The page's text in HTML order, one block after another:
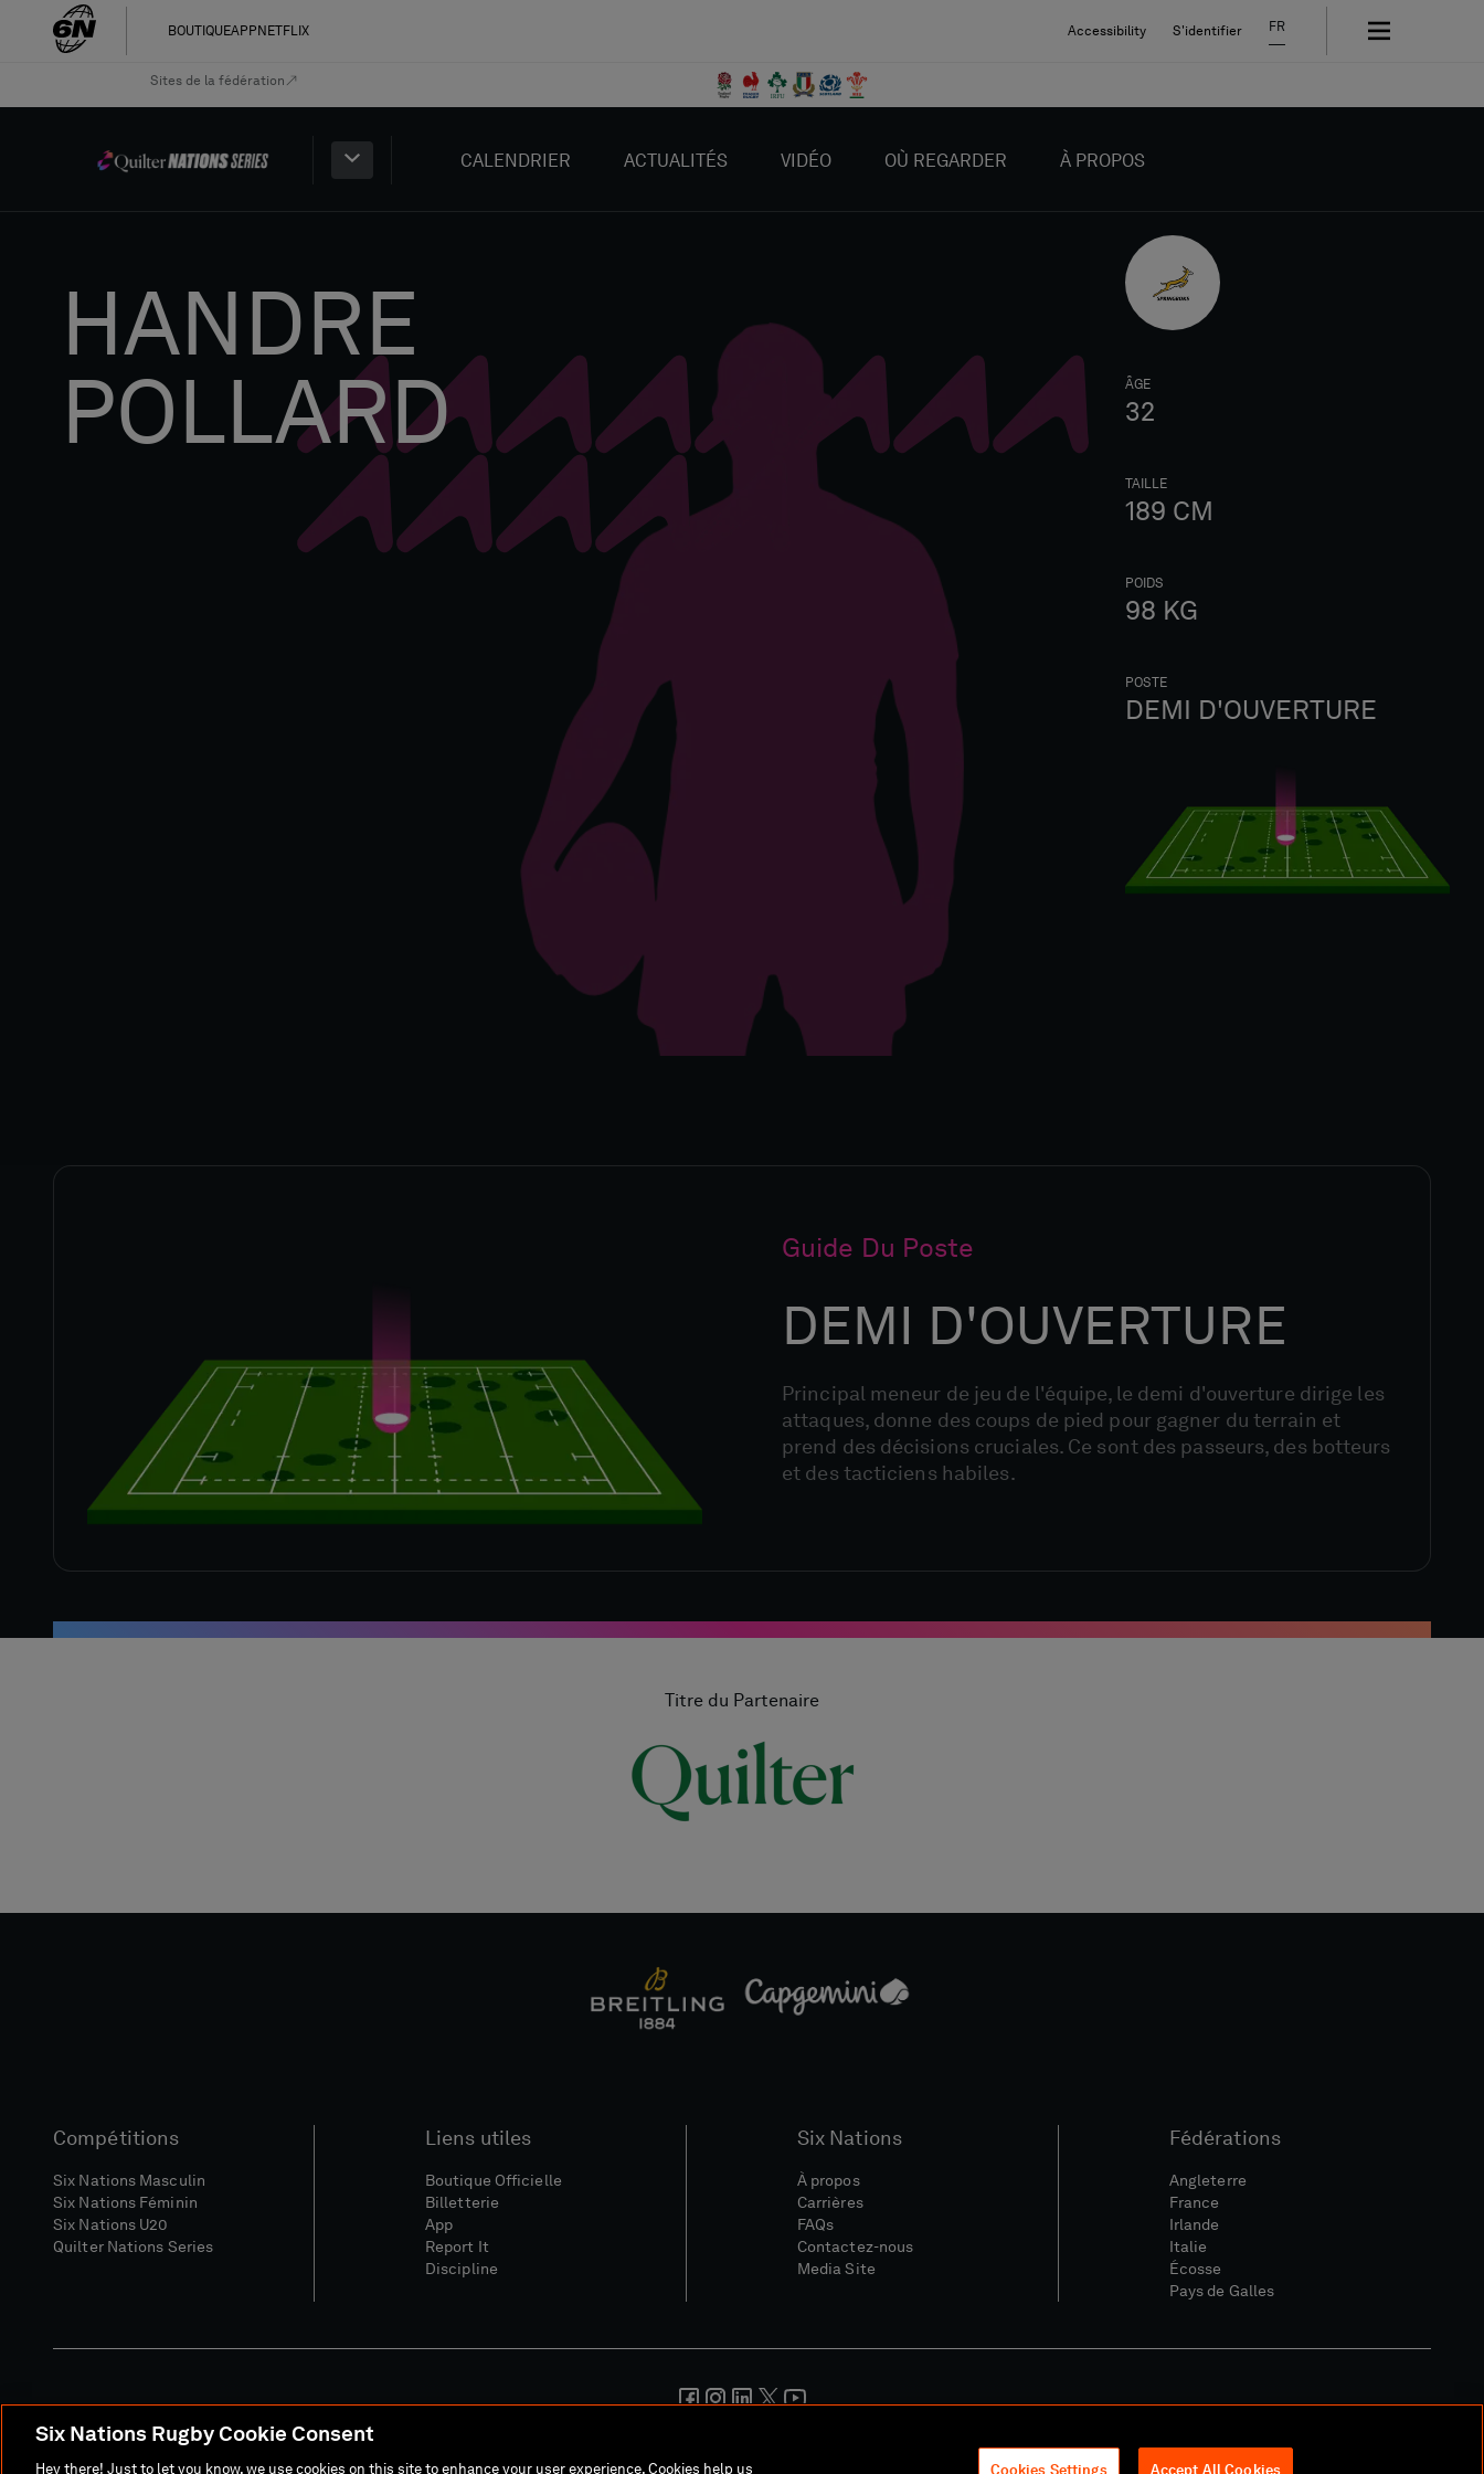
BOUTIQUEAPP NETFLIX Accessibility S'identifier FR
Sites de la fédération
CALENDRIER ACTUALITÉS VIDÉO OÙ REGARDER À PROPOS
HANDRE
POLLARD
ÂGE
32
TAILLE
189 CM
POIDS
98 KG
POSTE
DEMI D'OUVERTURE
Guide Du Poste
DEMI D'OUVERTURE
Principal meneur de jeu de l'équipe, le demi d'ouverture dirige les
attaques, donne des coups de pied pour gagner du terrain et
prend des décisions cruciales. Ce sont des passeurs, des botteurs
et des tacticiens habiles.
Titre du Partenaire
Compétitions
Six Nations Masculin
Six Nations Féminin
Six Nations U20
Quilter Nations Series
Liens utiles
Boutique Officielle
Billetterie
App
Report It
Discipline
Six Nations
À propos
Carrières
FAQs
Contactez-nous
Media Site
Fédérations
Angleterre
France
Irlande
Italie
Écosse
Pays de Galles
Politique Sociale Et Numérique
Six Nations Rugby Cookie Consent
Hey there! Just to let you know, we use cookies on this site to enhance your user experience. Cookies help us Cookies Settings Accept All Cookies